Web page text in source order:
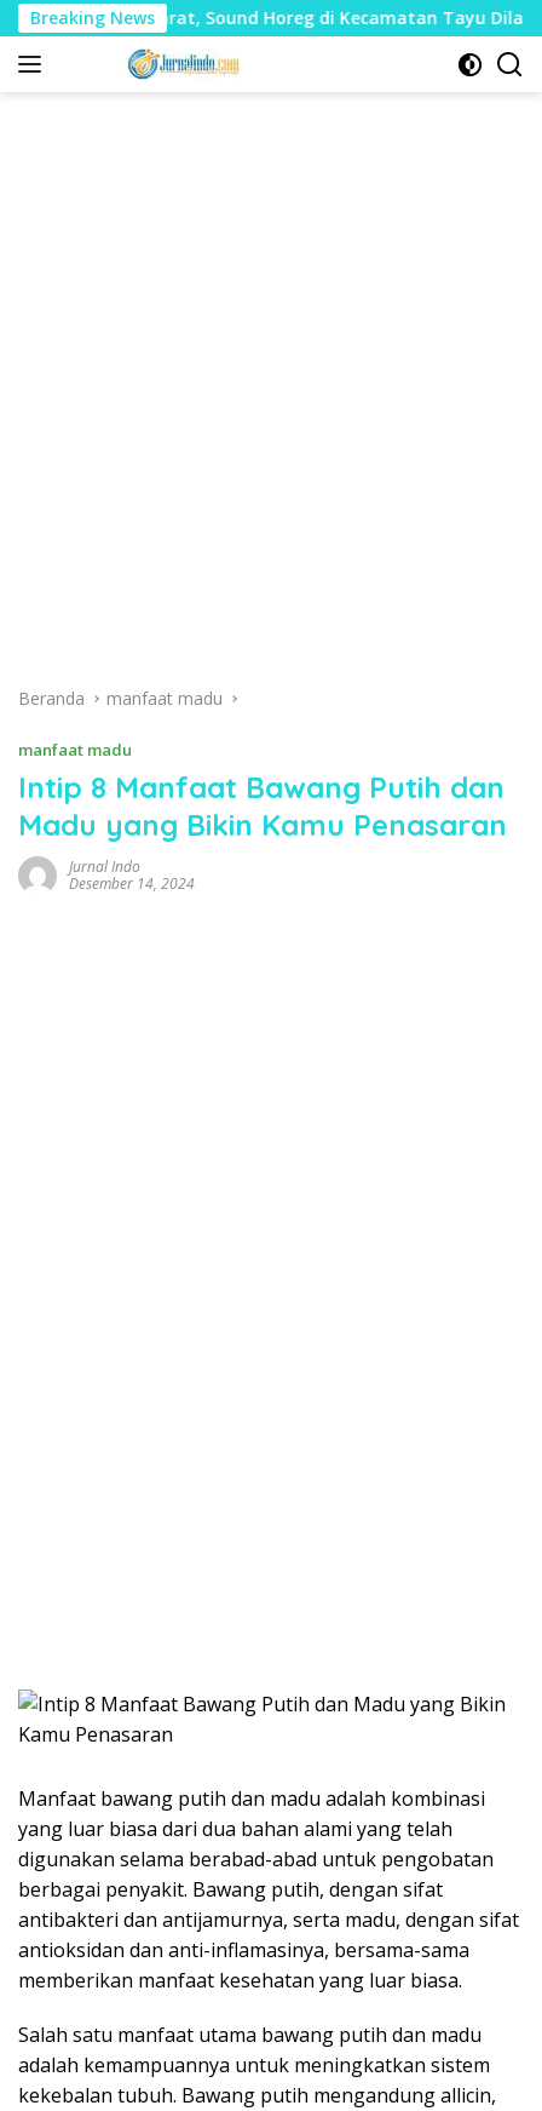
Langsung
ke
konten
Breaking NewsSound Horeg di Kecamatan Tayu Dilarang
Beranda manfaat madu
manfaat madu
Intip 8 Manfaat Bawang Putih dan
Madu yang Bikin Kamu Penasaran
Jurnal Indo
Desember 14, 2024
Manfaat bawang putih dan madu adalah kombinasi
yang luar biasa dari dua bahan alami yang telah
digunakan selama berabad-abad untuk pengobatan
berbagai penyakit. Bawang putih, dengan sifat
antibakteri dan antijamurnya, serta madu, dengan sifat
antioksidan dan anti-inflamasinya, bersama-sama
memberikan manfaat kesehatan yang luar biasa.
Salah satu manfaat utama bawang putih dan madu
adalah kemampuannya untuk meningkatkan sistem
kekebalan tubuh. Bawang putih mengandung allicin,